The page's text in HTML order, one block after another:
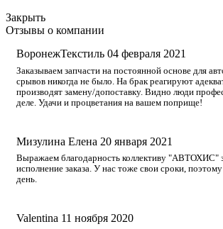
Закрыть
Отзывы о компании
ВоронежТекстиль 04 февраля 2021
Заказываем запчасти на постоянной основе для
срывов никогда не было. На брак реагируют
производят замену/допоставку. Видно люди
деле. Удачи и процветания на вашем поприще!
Мизулина Елена 20 января 2021
Выражаем благодарность коллективу "АВТОХИС"
исполнение заказа. У нас тоже свои сроки,
день.
Valentina 11 ноября 2020